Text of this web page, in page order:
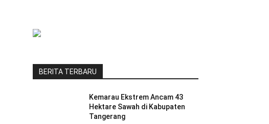
BERITA TERBARU
Kemarau Ekstrem Ancam 43
Hektare Sawah di Kabupaten
Tangerang